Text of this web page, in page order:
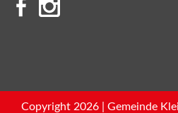
Copyright 2026 | Gemeinde